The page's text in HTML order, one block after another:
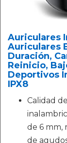
Auriculares
Auriculares
Duración,
Reinicio,
Deportivos
IPX8
Calidad
de 6 mm,
de